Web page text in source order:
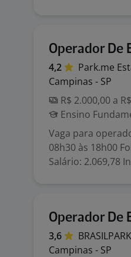
Operador De
4,2 Park.me
Campinas - SP
R$ 2.000,00 a
Ensino
Vaga para
08h30 às 18h00
Salário: 2.069,78
Operador De
3,6
BRASILPARK
Campinas - SP